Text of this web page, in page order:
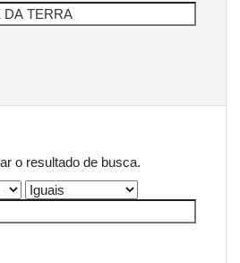
o resultado de busca.